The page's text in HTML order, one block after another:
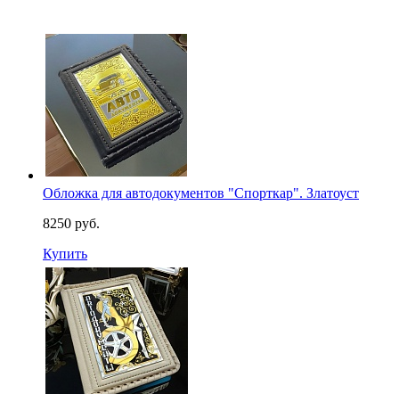
Обложка для автодокументов "Спорткар". Златоуст
8250 руб.
Купить